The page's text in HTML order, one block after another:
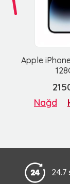
Apple
Nağd
24.7